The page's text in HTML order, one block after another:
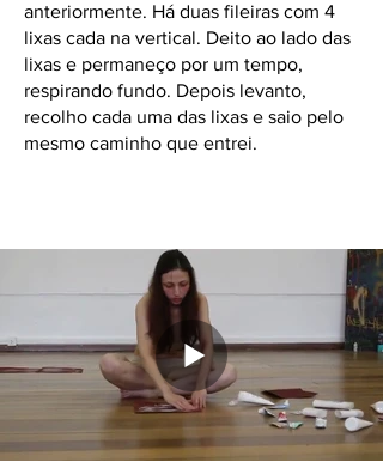
anteriormente. Há duas fileiras com 4
lixas cada na vertical. Deito ao lado das
lixas e permaneço por um tempo,
respirando fundo. Depois levanto,
recolho cada uma das lixas e saio pelo
mesmo caminho que entrei.